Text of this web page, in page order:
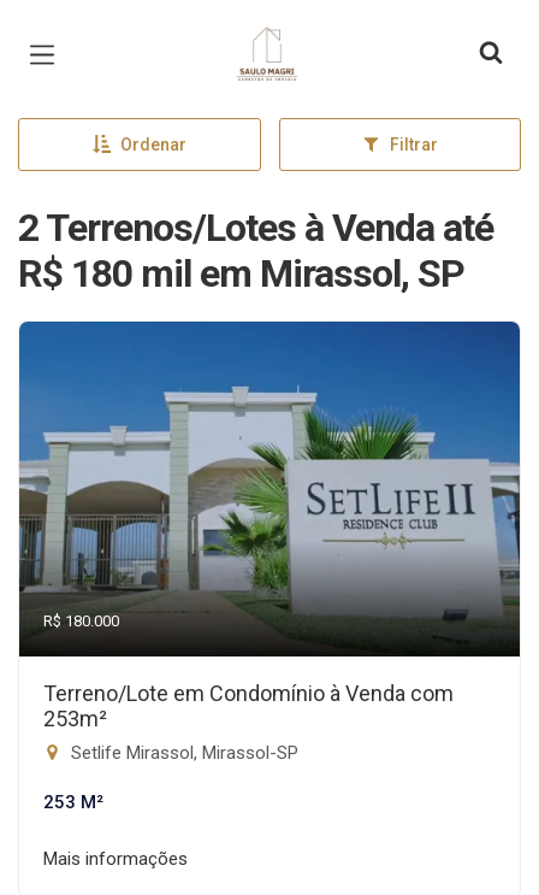
Página inicial
Ordenar Filtrar
2 Terrenos/Lotes à Venda até
R$ 180 mil em Mirassol, SP
R$ 180.000
Terreno/Lote em Condomínio à Venda com
253m²
Setlife Mirassol, Mirassol-SP
253 M²
Mais informações